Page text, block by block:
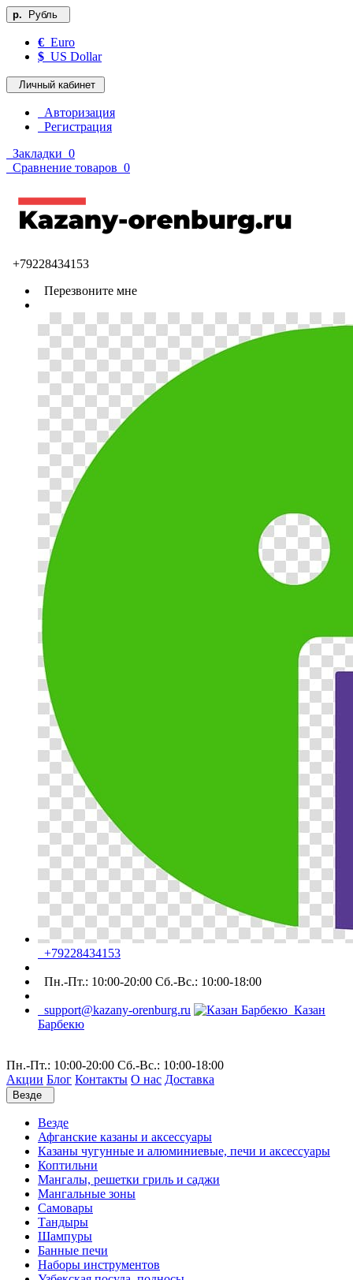
р. Рубль
€ Euro
$ US Dollar
Личный кабинет
Авторизация
Регистрация
Закладки 0
Сравнение товаров 0
+79228434153
Перезвоните мне
+79228434153
Пн.-Пт.: 10:00-20:00 Сб.-Вс.: 10:00-18:00
support@kazany-orenburg.ru
Казан
Барбекю
Пн.-Пт.: 10:00-20:00 Сб.-Вс.: 10:00-18:00
Акции Блог Контакты О нас Доставка
Везде
Везде
Афганские казаны и аксессуары
Казаны чугунные и алюминиевые, печи и аксессуары
Коптильни
Мангалы, решетки гриль и саджи
Мангальные зоны
Самовары
Тандыры
Шампуры
Банные печи
Наборы инструментов